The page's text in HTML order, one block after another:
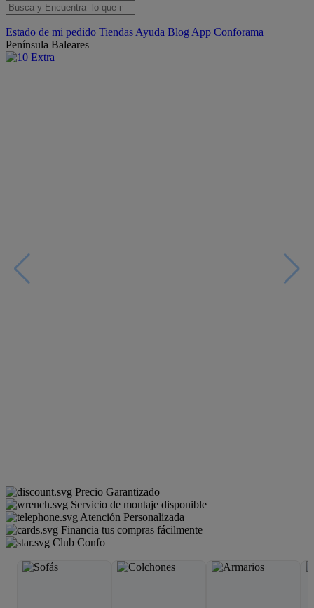
Estado de mi pedido Tiendas Ayuda Blog App Conforama
Península Baleares
Precio Garantizado
Servicio de montaje disponible
Atención Personalizada
Financia tus compras fácilmente
Club Confo